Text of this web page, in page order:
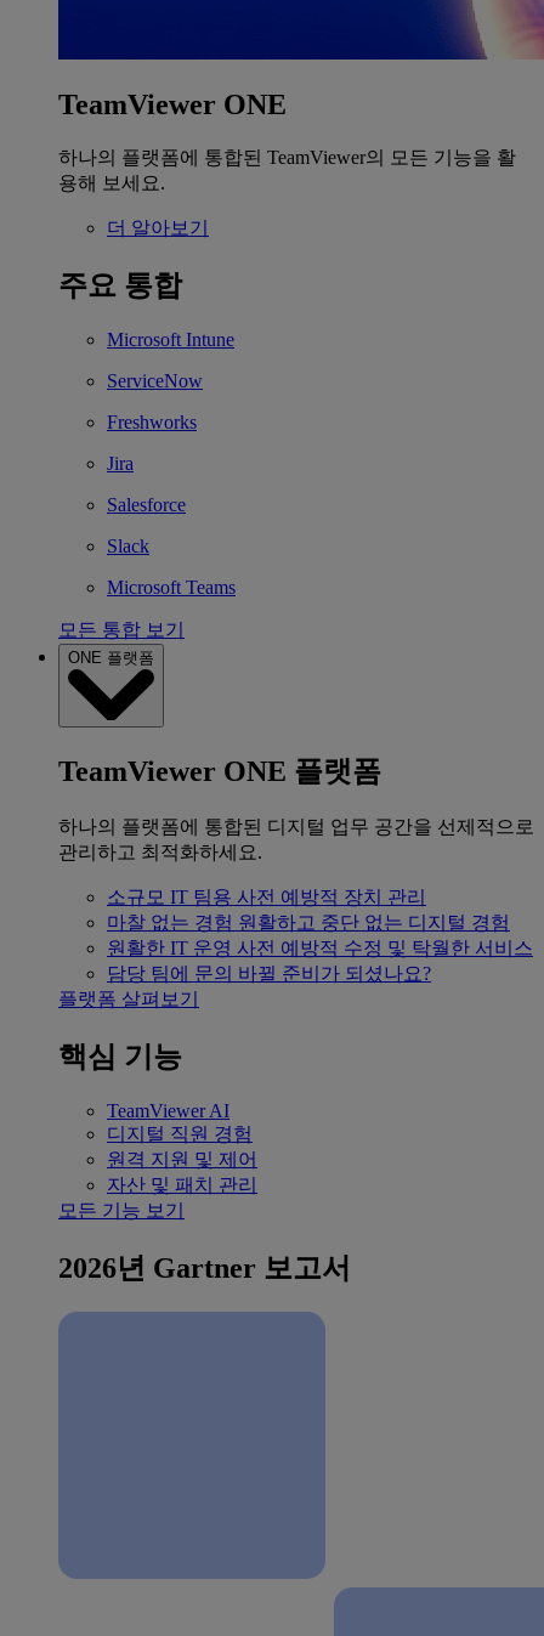
TeamViewer ONE
하나의 플랫폼에 통합된 TeamViewer의 모든 기능을 활
용해 보세요.
더 알아보기
주요 통합
Microsoft Intune
ServiceNow
Freshworks
Jira
Salesforce
Slack
Microsoft Teams
모든 통합 보기
ONE 플랫폼
TeamViewer ONE 플랫폼
하나의 플랫폼에 통합된 디지털 업무 공간을 선제적으로
관리하고 최적화하세요.
소규모 IT 팀용 사전 예방적 장치 관리
마찰 없는 경험 원활하고 중단 없는 디지털 경험
원활한 IT 운영 사전 예방적 수정 및 탁월한 서비스
담당 팀에 문의 바뀔 준비가 되셨나요?
플랫폼 살펴보기
핵심 기능
TeamViewer AI
디지털 직원 경험
원격 지원 및 제어
자산 및 패치 관리
모든 기능 보기
2026년 Gartner 보고서